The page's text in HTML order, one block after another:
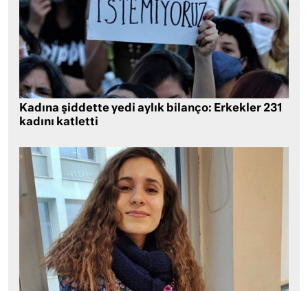
Kadına şiddette yedi aylık bilanço: Erkekler 231
kadını katletti